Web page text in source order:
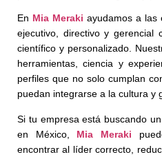
En Mia Meraki ayudamos a las
ejecutivo, directivo y gerencial
científico y personalizado.
herramientas, ciencia y
perfiles que no solo cumplan
puedan integrarse a la cultura y
Si tu empresa está buscando un
en México, Mia Meraki
encontrar al líder correcto,